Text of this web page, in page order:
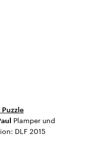
Puzzle
Plamper und
DLF 2015